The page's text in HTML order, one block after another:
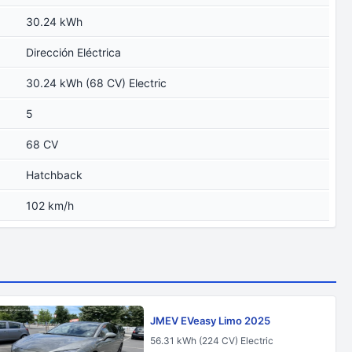
30.24 kWh
Dirección Eléctrica
30.24 kWh (68 CV) Electric
5
68 CV
Hatchback
102 km/h
JMEV EVeasy Limo 2025
56.31 kWh (224 CV) Electric